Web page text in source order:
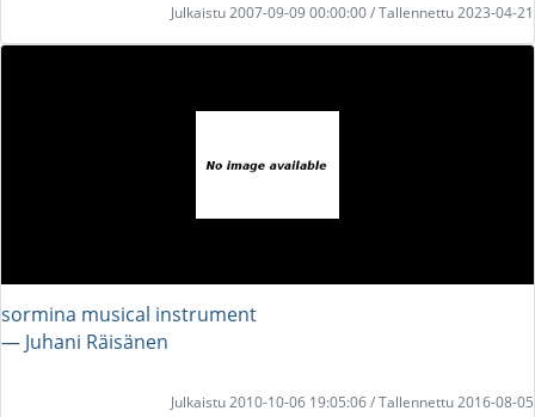
Julkaistu 2007-09-09 00:00:00 / Tallennettu 2023-04-21
sormina musical instrument
― Juhani Räisänen
Julkaistu 2010-10-06 19:05:06 / Tallennettu 2016-08-05